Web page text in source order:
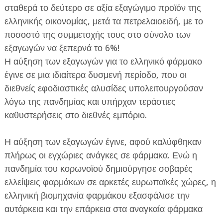
σταθερά το δεύτερο σε αξία εξαγώγιμο προϊόν της
ελληνικής οικονομίας, μετά τα πετρελαιοειδή, με το
ποσοστό της συμμετοχής τους στο σύνολο των
εξαγωγών να ξεπερνά το 6%!
Η αύξηση των εξαγωγών για το ελληνικό φάρμακο
έγινε σε μια ιδιαίτερα δυσμενή περίοδο, που οι
διεθνείς εφοδιαστικές αλυσίδες υπολειτουργούσαν
λόγω της πανδημίας και υπήρχαν τεράστιες
καθυστερήσεις στο διεθνές εμπόριο.
Η αύξηση των εξαγωγών έγινε, αφού καλύφθηκαν
πλήρως οι εγχώριες ανάγκες σε φάρμακα. Ενώ η
πανδημία του κορωνοϊού δημιούργησε σοβαρές
ελλείψεις φαρμάκων σε αρκετές ευρωπαϊκές χώρες, η
ελληνική βιομηχανία φαρμάκου εξασφάλισε την
αυτάρκεια και την επάρκεια στα αναγκαία φάρμακα